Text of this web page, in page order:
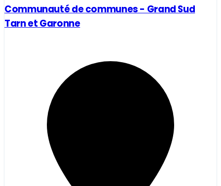
Communauté de communes - Grand Sud
Tarn et Garonne